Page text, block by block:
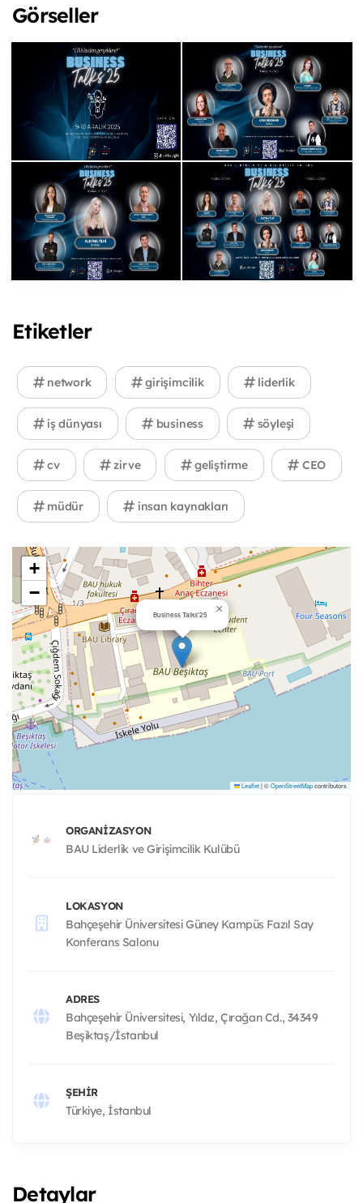
Görseller
Etiketler
network girişimcilik liderlik
iş dünyası business söyleşi
cv zirve geliştirme CEO
müdür insan kaynakları
Business Talks'25 ×
+
−
Leaflet|©OpenStreetMapcontributors
ORGANIZASYON
BAU Liderlik ve Girişimcilik Kulübü
LOKASYON
Bahçeşehir Üniversitesi Güney Kampüs Fazıl Say
Konferans Salonu
ADRES
Bahçeşehir Üniversitesi, Yıldız, Çırağan Cd., 34349
Beşiktaş/İstanbul
ŞEHIR
Türkiye, İstanbul
Detaylar